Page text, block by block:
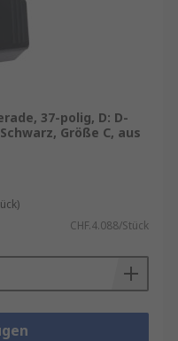
37-polig, D: D-
Größe C, aus
CHF.4.088/Stück